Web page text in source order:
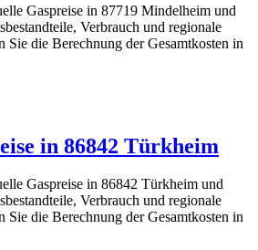
Gaspreise in 87719 Mindelheim und
Verbrauch und regionale
Sie die Berechnung der Gesamtkosten in
in 86842 Türkheim
Gaspreise in 86842 Türkheim und
Verbrauch und regionale
Sie die Berechnung der Gesamtkosten in